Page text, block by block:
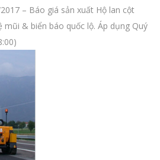
– Báo giá sản xuất Hộ lan cột
& biển báo quốc lộ. Áp dụng Quý